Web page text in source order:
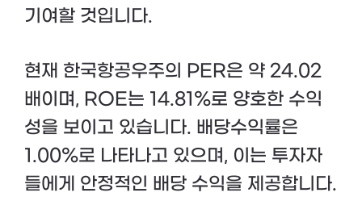
기여할 것입니다.
현재 한국항공우주의 PER은 약 24.02
배이며, ROE는 14.81%로 양호한 수익
성을 보이고 있습니다. 배당수익률은
1.00%로 나타나고 있으며, 이는 투자자
들에게 안정적인 배당 수익을 제공합니다.